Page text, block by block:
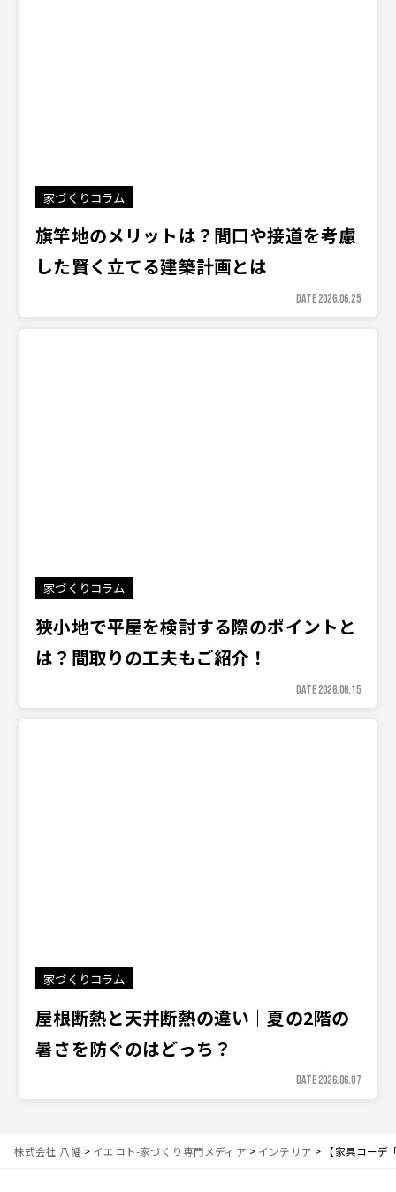
家づくりコラム
旗竿地のメリットは？間口や接道を考慮
した賢く立てる建築計画とは
DATE 2026.06.25
家づくりコラム
狭小地で平屋を検討する際のポイントと
は？間取りの工夫もご紹介！
DATE 2026.06.15
家づくりコラム
屋根断熱と天井断熱の違い｜夏の2階の
暑さを防ぐのはどっち？
DATE 2026.06.07
株式会社 八幡> イエコト-家づくり専門メディア > インテリア > 【家具コー